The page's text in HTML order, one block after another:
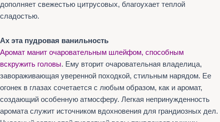
дополняет свежестью цитрусовых, благоухает теплой
сладостью.
Ах эта пудровая ванильность
Аромат манит очаровательным шлейфом, способным
вскружить головы. Ему вторит очаровательная владелица,
завораживающая уверенной походкой, стильным нарядом. Ее
огонек в глазах сочетается с любым образом, как и аромат,
создающий особенную атмосферу. Легкая непринужденность
аромата служит источником вдохновения для грандиозных дел.